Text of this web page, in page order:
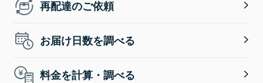
再配達のご依頼
お届け日数を調べる
料金を計算・調べる